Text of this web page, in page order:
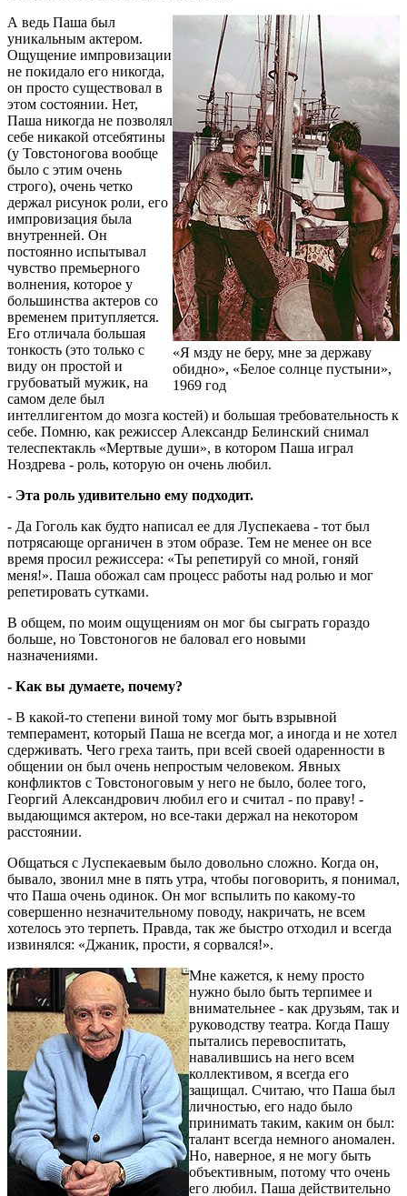
«Я мзду не беру, мне за державу
обидно», «Белое солнце пустыни»,
1969 год
А ведь Паша был
уникальным актером.
Ощущение импровизации
не покидало его никогда,
он просто существовал в
этом состоянии. Нет,
Паша никогда не позволял
себе никакой отсебятины
(у Товстоногова вообще
было с этим очень
строго), очень четко
держал рисунок роли, его
импровизация была
внутренней. Он
постоянно испытывал
чувство премьерного
волнения, которое у
большинства актеров со
временем притупляется.
Его отличала большая
тонкость (это только с
виду он простой и
грубоватый мужик, на
самом деле был
интеллигентом до мозга костей) и большая требовательность к
себе. Помню, как режиссер Александр Белинский снимал
телеспектакль «Мертвые души», в котором Паша играл
Ноздрева - роль, которую он очень любил.
- Эта роль удивительно ему подходит.
- Да Гоголь как будто написал ее для Луспекаева - тот был
потрясающе органичен в этом образе. Тем не менее он все
время просил режиссера: «Ты репетируй со мной, гоняй
меня!». Паша обожал сам процесс работы над ролью и мог
репетировать сутками.
В общем, по моим ощущениям он мог бы сыграть гораздо
больше, но Товстоногов не баловал его новыми
назначениями.
- Как вы думаете, почему?
- В какой-то степени виной тому мог быть взрывной
темперамент, который Паша не всегда мог, а иногда и не хотел
сдерживать. Чего греха таить, при всей своей одаренности в
общении он был очень непростым человеком. Явных
конфликтов с Товстоноговым у него не было, более того,
Георгий Александрович любил его и считал - по праву! -
выдающимся актером, но все-таки держал на некотором
расстоянии.
Общаться с Луспекаевым было довольно сложно. Когда он,
бывало, звонил мне в пять утра, чтобы поговорить, я понимал,
что Паша очень одинок. Он мог вспылить по какому-то
совершенно незначительному поводу, накричать, не всем
хотелось это терпеть. Правда, так же быстро отходил и всегда
извинялся: «Джаник, прости, я сорвался!».
Мне кажется, к нему просто
нужно было быть терпимее и
внимательнее - как друзьям, так и
руководству театра. Когда Пашу
пытались перевоспитать,
навалившись на него всем
коллективом, я всегда его
защищал. Считаю, что Паша был
личностью, его надо было
принимать таким, каким он был:
талант всегда немного аномален.
Но, наверное, я не могу быть
объективным, потому что очень
его любил. Паша действительно